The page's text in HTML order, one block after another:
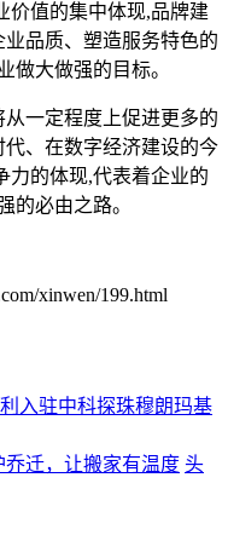
价值的集中体现,品牌建
品质、塑造服务特色的
做大做强的目标。
一定程度上促进更多的
、在数字经济建设的今
力的体现,代表着企业的
的必由之路。
xinwen/199.html
入驻中科探珠穆朗玛基
迁，让搬家有温度 头